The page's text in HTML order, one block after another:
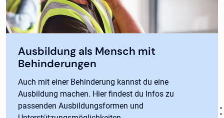
Ausbildung als Mensch mit
Behinderungen
Auch mit einer Behinderung kannst du eine
Ausbildung machen. Hier findest du Infos zu
passenden Ausbildungsformen und